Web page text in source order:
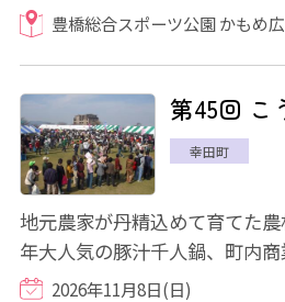
豊橋総合スポーツ公園 かもめ
第45回 こ
幸田町
地元農家が丹精込めて育てた
年大人気の豚汁千人鍋、町内
企業展、大好評の大抽選会が行
2026年11月8日(日)